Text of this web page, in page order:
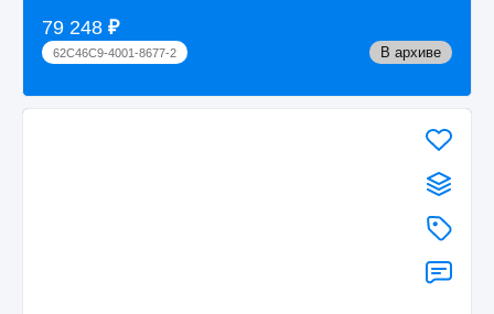
79 248 ₽
62C46C9-4001-8677-2 В архиве